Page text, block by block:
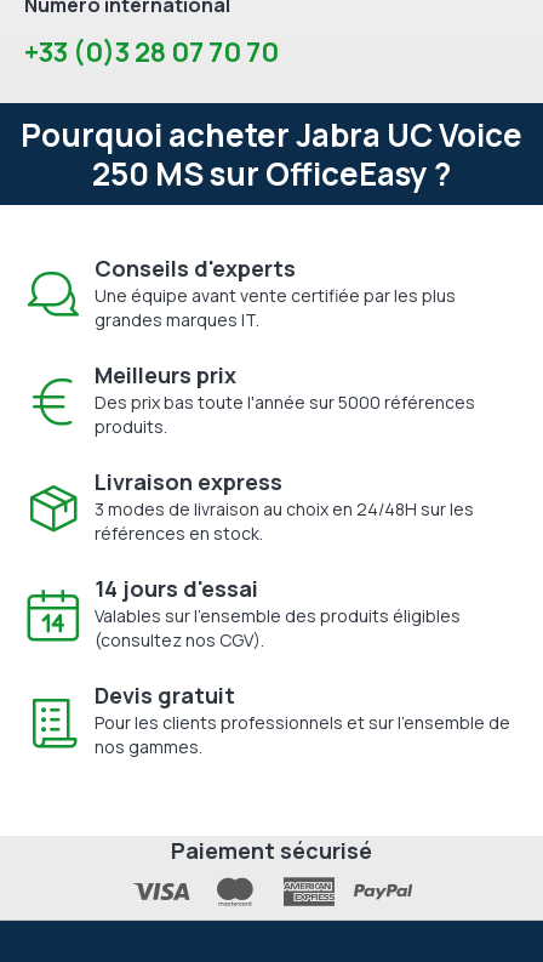
+33 (0)3 28 07 70 70
Pourquoi acheter Jabra UC Voice
250 MS sur OfficeEasy ?
Conseils d'experts
Une équipe avant vente certifiée par les plus
grandes marques IT.
Meilleurs prix
Des prix bas toute l'année sur 5000 références
produits.
Livraison express
3 modes de livraison au choix en 24/48H sur les
références en stock.
14 jours d'essai
Valables sur l'ensemble des produits éligibles
(consultez nos CGV).
Devis gratuit
Pour les clients professionnels et sur l'ensemble de
nos gammes.
Paiement sécurisé